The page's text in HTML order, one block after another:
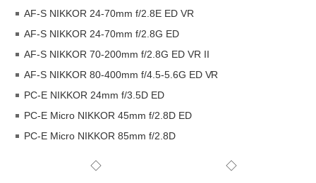
AF-S NIKKOR 24-70mm f/2.8E ED VR
AF-S NIKKOR 24-70mm f/2.8G ED
AF-S NIKKOR 70-200mm f/2.8G ED VR II
AF-S NIKKOR 80-400mm f/4.5-5.6G ED VR
PC-E NIKKOR 24mm f/3.5D ED
PC-E Micro NIKKOR 45mm f/2.8D ED
PC-E Micro NIKKOR 85mm f/2.8D
◇ ◇